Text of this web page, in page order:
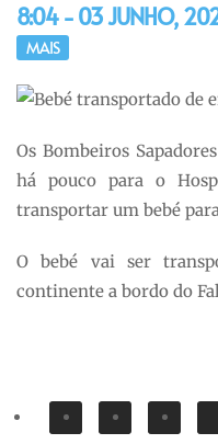
8:04 - 03 JUNHO,
MAIS
Os Bombeiros
há pouco para o
transportar um bebé
O bebé vai ser
continente a bordo do